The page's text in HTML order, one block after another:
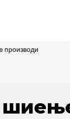
производи